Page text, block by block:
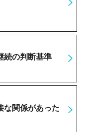
続の判断基準
な関係があった